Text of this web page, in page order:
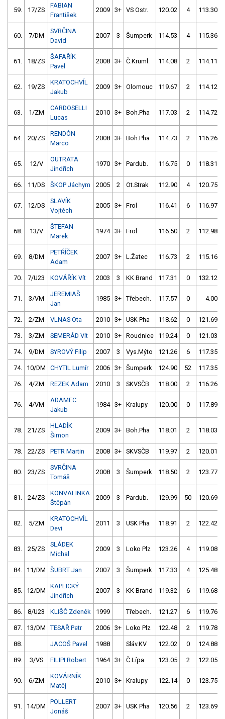
59. 17/ZS
FABIAN
František
2009 3+ VS Ostr. 120.02 4 113.30
60. 7/DM
SVRČINA
David
2007 3 Šumperk 114.53 4 115.36
61. 18/ZS
ŠAFAŘÍK
Pavel
2008 3+ Č.Kruml. 114.08 2 114.11
62. 19/ZS
KRATOCHVÍL
Jakub
2009 3+ Olomouc 119.67 2 114.12
63. 1/ZM
CARDOSELLI
Lucas
2010 3+ Boh.Pha 117.03 2 114.72
64. 20/ZS
RENDÓN
Marco
2008 3+ Boh.Pha 114.73 2 116.26
65. 12/V
OUTRATA
Jindřich
1970 3+ Pardub. 116.75 0 118.31
66. 11/DS ŠKOP Jáchym 2005 2 Ot.Strak 112.90 4 120.75
67. 12/DS
SLAVÍK
Vojtěch
2005 3+ Frol 116.41 6 116.97
68. 13/V
ŠTEFAN
Marek
1974 3+ Frol 116.50 2 112.98
69. 8/DM
PETŘÍČEK
Adam
2007 3+ L.Žatec 116.73 2 115.16
70. 7/U23 KOVÁŘÍK Vít 2003 3 KK Brand 117.31 0 132.12
71. 3/VM
JEREMIAŠ
Jan
1985 3+ Třebech. 117.57 0 4.00
72. 2/ZM VLNAS Ota 2010 3+ USK Pha 118.62 0 121.69
73. 3/ZM SEMERÁD Vít 2010 3+ Roudnice 119.24 0 121.03
74. 9/DM SYROVÝ Filip 2007 3 Vys.Mýto 121.26 6 117.35
74. 10/DM CHYTIL Lumír 2006 3+ Šumperk 124.90 52 117.35
76. 4/ZM REZEK Adam 2010 3 SKVSČB 118.00 2 116.26
76. 4/VM
ADAMEC
Jakub
1984 3+ Kralupy 120.00 0 117.89
78. 21/ZS
HLADÍK
Šimon
2009 3+ Boh.Pha 118.01 2 118.03
78. 22/ZS PETR Martin 2008 3+ SKVSČB 119.97 2 120.01
80. 23/ZS
SVRČINA
Tomáš
2008 3 Šumperk 118.50 2 123.77
81. 24/ZS
KONVALINKA
Štěpán
2009 3 Pardub. 129.99 50 120.69
82. 5/ZM
KRATOCHVÍL
Devi
2011 3 USK Pha 118.91 2 122.42
83. 25/ZS
SLÁDEK
Michal
2009 3 Loko Plz 123.26 4 119.08
84. 11/DM ŠUBRT Jan 2007 3 Šumperk 117.33 4 125.48
85. 12/DM
KAPLICKÝ
Jindřich
2007 3 KK Brand 119.32 6 119.68
86. 8/U23 KLIŠČ Zdeněk 1999 Třebech. 121.27 6 119.76
87. 13/DM TESAŘ Petr 2006 3+ Loko Plz 122.48 2 119.78
88. JACOŠ Pavel 1988 Sláv.KV 122.02 0 124.88
89. 3/VS FILIPI Robert 1964 3+ Č.Lípa 123.05 2 122.05
90. 6/ZM
KOVÁRNÍK
Matěj
2010 3+ Kralupy 122.14 0 123.75
91. 14/DM
POLLERT
Jonáš
2007 3+ USK Pha 120.56 2 123.69